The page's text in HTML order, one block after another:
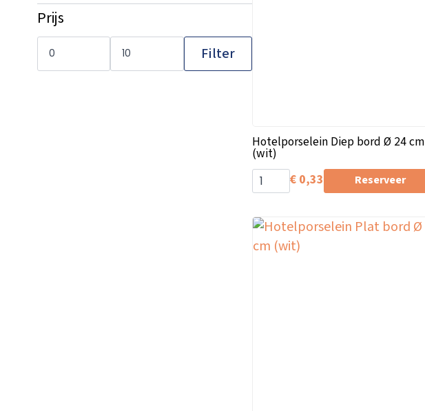
Prijs
Min.
prijs
Max.
prijs Filter
Hotelporselein Diep bord Ø 24 cm
(wit)
€0,33 Reserveer